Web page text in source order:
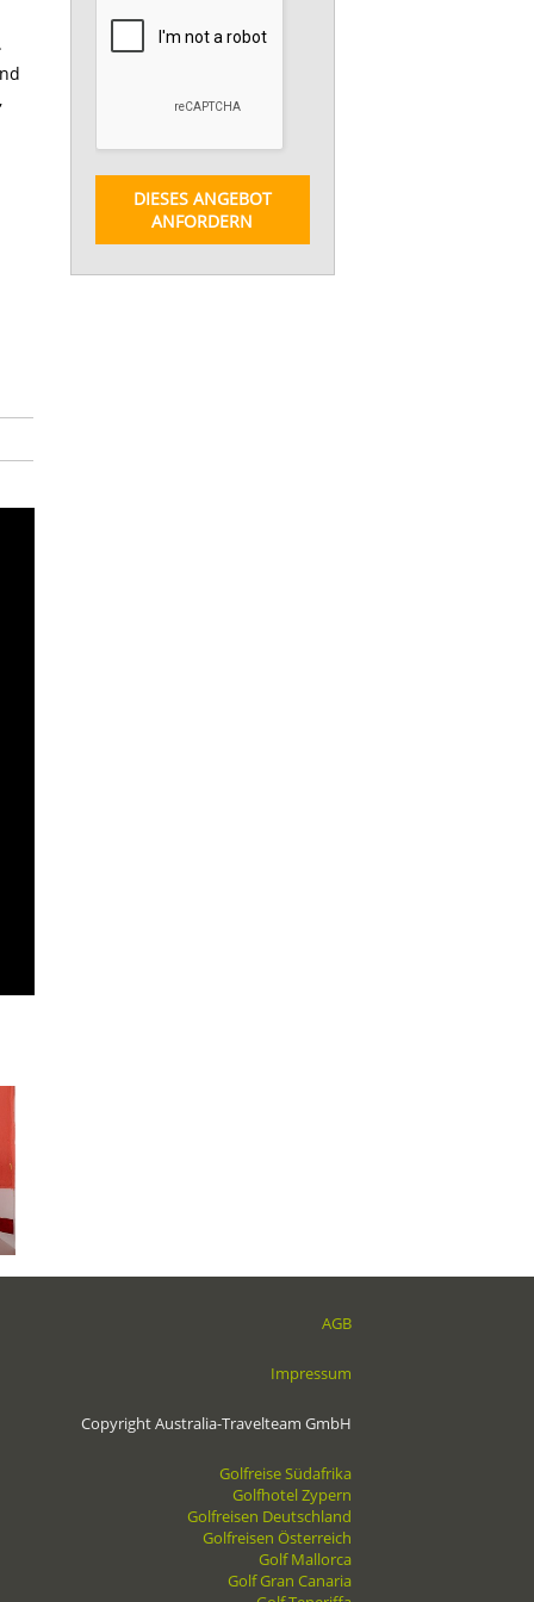
DIESES ANGEBOT
ANFORDERN
AGB
Impressum
Copyright Australia-Travelteam GmbH
Golfreise Südafrika
Golfhotel Zypern
Golfreisen Deutschland
Golfreisen Österreich
Golf Mallorca
Golf Gran Canaria